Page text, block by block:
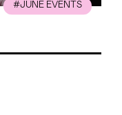
#JUNE EVENTS